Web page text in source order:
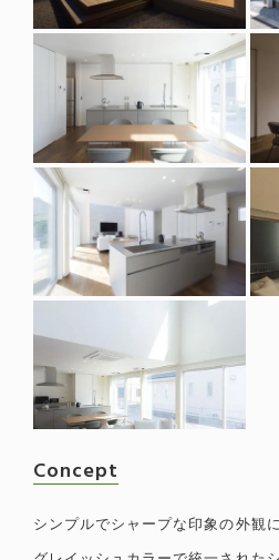
Concept
シンプルでシャープな印象の外観に